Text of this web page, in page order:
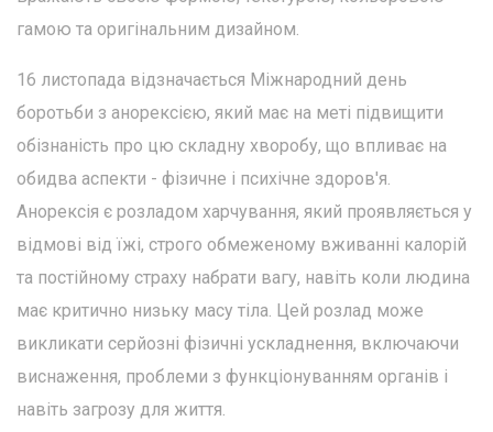
гамою та оригінальним дизайном.
16 листопада відзначається Міжнародний день
боротьби з анорексією, який має на меті підвищити
обізнаність про цю складну хворобу, що впливає на
обидва аспекти - фізичне і психічне здоров'я.
Анорексія є розладом харчування, який проявляється у
відмові від їжі, строго обмеженому вживанні калорій
та постійному страху набрати вагу, навіть коли людина
має критично низьку масу тіла. Цей розлад може
викликати серйозні фізичні ускладнення, включаючи
виснаження, проблеми з функціонуванням органів і
навіть загрозу для життя.